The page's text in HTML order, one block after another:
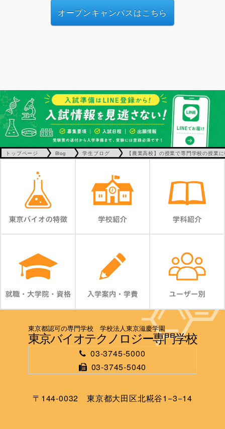
オープンキャンパスはこちら
トップページ Blog 学生ブログ 【農業高校】の授業で専門学校の授業
東京都認可の専門学校 学校法人東京滋慶学園
東京バイオテクノロジー専門学校
03-3745-5000
03-3745-5040
〒144-0032 東京都大田区北糀谷1−3−14